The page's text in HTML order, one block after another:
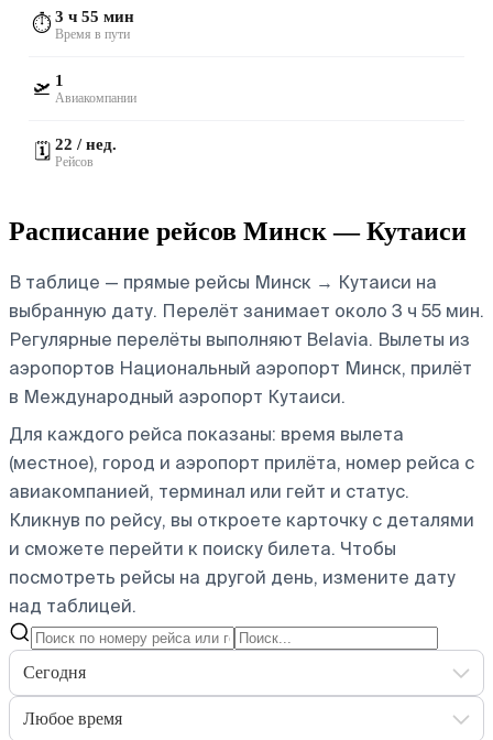
⏱️3 ч 55 мин
Время в пути
🛫 1
Авиакомпании
🗓️ 22 / нед.
Рейсов
Расписание рейсов Минск — Кутаиси
В таблице — прямые рейсы Минск → Кутаиси на
выбранную дату. Перелёт занимает около 3 ч 55 мин.
Регулярные перелёты выполняют Belavia. Вылеты из
аэропортов Национальный аэропорт Минск, прилёт
в Международный аэропорт Кутаиси.
Для каждого рейса показаны: время вылета
(местное), город и аэропорт прилёта, номер рейса с
авиакомпанией, терминал или гейт и статус.
Кликнув по рейсу, вы откроете карточку с деталями
и сможете перейти к поиску билета. Чтобы
посмотреть рейсы на другой день, измените дату
над таблицей.
Сегодня
Любое время